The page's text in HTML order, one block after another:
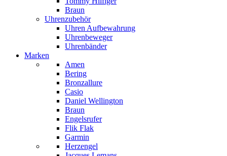
Braun
Uhrenzubehör
Uhren Aufbewahrung
Uhrenbeweger
Uhrenbänder
Marken
Amen
Bering
Bronzallure
Casio
Daniel Wellington
Braun
Engelsrufer
Flik Flak
Garmin
Herzengel